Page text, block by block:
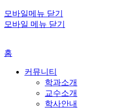
모바일메뉴 닫기
모바일 메뉴 닫기
홈
커뮤니티
학과소개
교수소개
학사안내